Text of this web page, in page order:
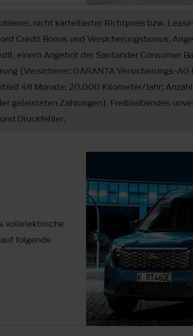
nicht kartellierter Richtpreis bzw.
Credit Bonus und Versicherungsbonus.
einem Angebot der Santander Consumer
(Versicherer: GARANTA Versicherungs-
48 Monate; 20.000 Kilometer/Jahr;
geleisteten Zahlungen). Freibleibendes
Druckfehler.
vollelektrische
folgende